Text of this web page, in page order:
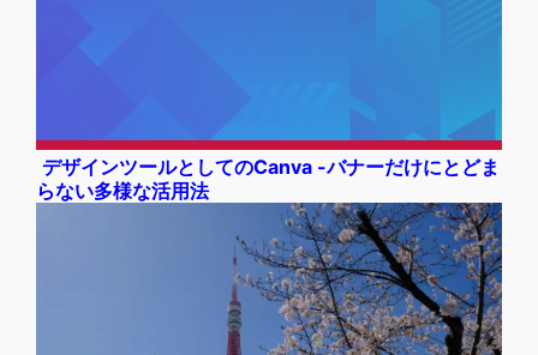
デザインツールとしてのCanva -バナーだけにとどま
らない多様な活用法